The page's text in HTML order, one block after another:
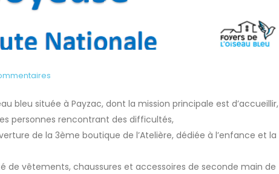
bleu située à Payzac, dont la mission principale est d’accueillir,
personnes rencontrant des difficultés,
de la 3ème boutique de l’Atelière, dédiée à l’enfance et la
de vêtements, chaussures et accessoires de seconde main de